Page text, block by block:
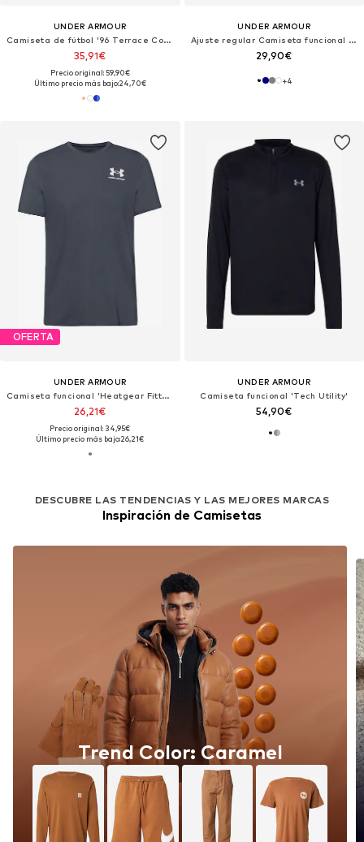
UNDER ARMOUR
Camiseta de fútbol '96 Terrace Country'
35,91€
Precio original: 59,90€
Último precio más bajo:24,70€
UNDER ARMOUR
Ajuste regular Camiseta funcional 'Tech 2.0'
29,90€
+4
OFERTA
UNDER ARMOUR
Camiseta funcional 'Heatgear Fitted'
26,21€
Precio original: 34,95€
Último precio más bajo:26,21€
UNDER ARMOUR
Camiseta funcional 'Tech Utility'
54,90€
DESCUBRE LAS TENDENCIAS Y LAS MEJORES MARCAS
Inspiración de Camisetas
Trend Color: Caramel